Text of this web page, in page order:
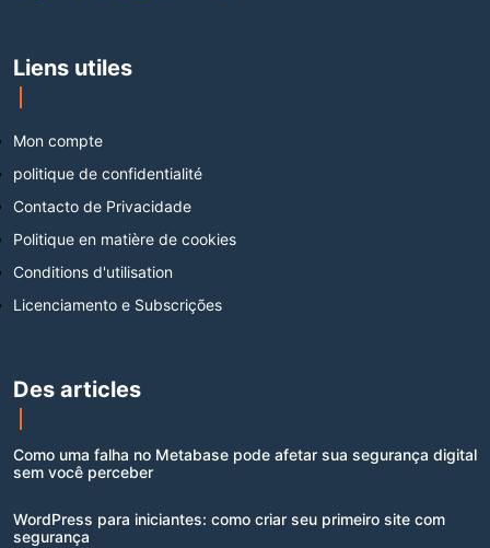
Liens utiles
Mon compte
politique de confidentialité
Contacto de Privacidade
Politique en matière de cookies
Conditions d'utilisation
Licenciamento e Subscrições
Des articles
Como uma falha no Metabase pode afetar sua segurança digital
sem você perceber
WordPress para iniciantes: como criar seu primeiro site com
segurança